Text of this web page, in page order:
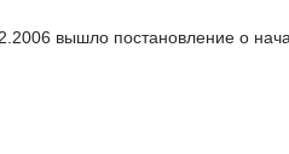
вышло постановление о